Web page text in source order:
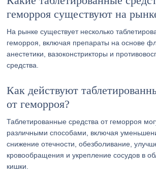
геморроя существуют на
На рынке существует несколько
геморроя, включая препараты на основе
анестетики, вазоконстрикторы и
средства.
Как действуют
от геморроя?
Таблетированные средства от геморроя
различными способами, включая
снижение отечности, обезболивание,
кровообращения и укрепление сосудов в
кишки.